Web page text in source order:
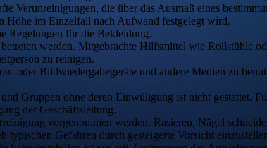
Verunreinigungen, die über das Ausmaß eines
Höhe im Einzelfall nach Aufwand festgelegt wird.
Regelungen für die Bekleidung.
werden. Mitgebrachte Hilfsmittel wie Rollstühle
zu reinigen.
oder Bildwiedergabegeräte und andere Medien zu
Gruppen ohne deren Einwilligung ist nicht gestattet.
der Geschäftsleitung.
vorgenommen werden. Rasieren, Nägel
typischen Gefahren durch gesteigerte Vorsicht